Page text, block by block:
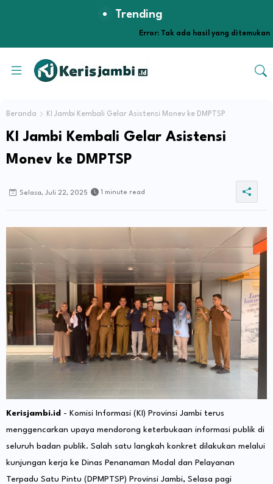
Trending
Error: Tak ada hasil yang ditemukan
Beranda KI Jambi Kembali Gelar Asistensi Monev ke DMPTSP
KI Jambi Kembali Gelar Asistensi
Monev ke DMPTSP
Selasa, Juli 22, 2025 1 minute read
Kerisjambi.id - Komisi Informasi (KI) Provinsi Jambi terus
menggencarkan upaya mendorong keterbukaan informasi publik di
seluruh badan publik. Salah satu langkah konkret dilakukan melalui
kunjungan kerja ke Dinas Penanaman Modal dan Pelayanan
Terpadu Satu Pintu (DPMPTSP) Provinsi Jambi, Selasa pagi